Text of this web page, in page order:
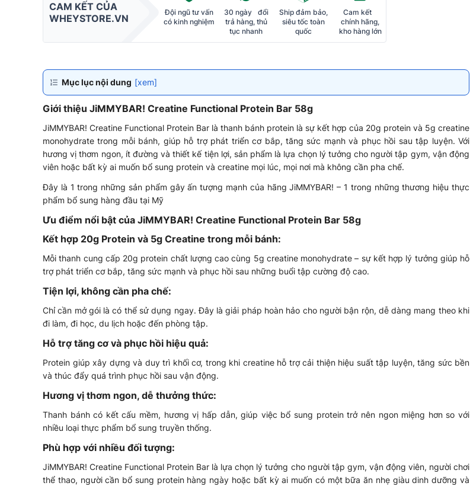
CAM KẾT CỦA
WHEYSTORE.VN
Đội ngũ tư vấn
có kinh nghiệm
30 ngày đổi
trả hàng, thủ
tục nhanh
Ship đảm bảo,
siêu tốc toàn
quốc
Cam kết
chính hãng,
kho hàng lớn
Mục lục nội dung [xem]
Giới thiệu JiMMYBAR! Creatine Functional Protein Bar 58g
JiMMYBAR! Creatine Functional Protein Bar là thanh bánh protein là sự kết hợp của 20g protein và 5g creatine
monohydrate trong mỗi bánh, giúp hỗ trợ phát triển cơ bắp, tăng sức mạnh và phục hồi sau tập luyện. Với
hương vị thơm ngon, ít đường và thiết kế tiện lợi, sản phẩm là lựa chọn lý tưởng cho người tập gym, vận động
viên hoặc bất kỳ ai muốn bổ sung protein và creatine mọi lúc, mọi nơi mà không cần pha chế.
Đây là 1 trong những sản phẩm gây ấn tượng mạnh của hãng JiMMYBAR! – 1 trong những thương hiệu thực
phẩm bổ sung hàng đầu tại Mỹ
Ưu điểm nổi bật của JiMMYBAR! Creatine Functional Protein Bar 58g
Kết hợp 20g Protein và 5g Creatine trong mỗi bánh:
Mỗi thanh cung cấp 20g protein chất lượng cao cùng 5g creatine monohydrate – sự kết hợp lý tưởng giúp hỗ
trợ phát triển cơ bắp, tăng sức mạnh và phục hồi sau những buổi tập cường độ cao.
Tiện lợi, không cần pha chế:
Chỉ cần mở gói là có thể sử dụng ngay. Đây là giải pháp hoàn hảo cho người bận rộn, dễ dàng mang theo khi
đi làm, đi học, du lịch hoặc đến phòng tập.
Hỗ trợ tăng cơ và phục hồi hiệu quả:
Protein giúp xây dựng và duy trì khối cơ, trong khi creatine hỗ trợ cải thiện hiệu suất tập luyện, tăng sức bền
và thúc đẩy quá trình phục hồi sau vận động.
Hương vị thơm ngon, dễ thưởng thức:
Thanh bánh có kết cấu mềm, hương vị hấp dẫn, giúp việc bổ sung protein trở nên ngon miệng hơn so với
nhiều loại thực phẩm bổ sung truyền thống.
Phù hợp với nhiều đối tượng:
JiMMYBAR! Creatine Functional Protein Bar là lựa chọn lý tưởng cho người tập gym, vận động viên, người chơi
thể thao, người cần bổ sung protein hàng ngày hoặc bất kỳ ai muốn có một bữa ăn nhẹ giàu dinh dưỡng và